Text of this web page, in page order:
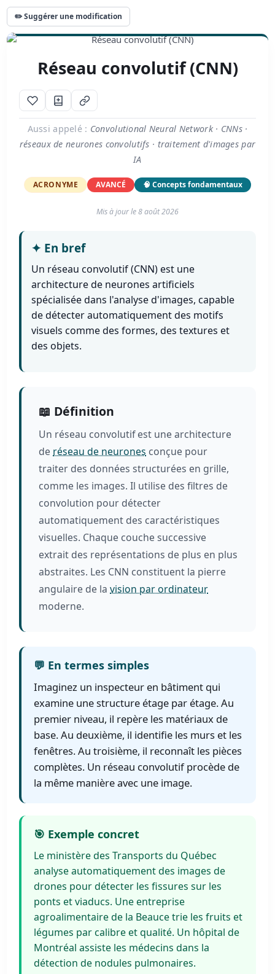
✏️ Suggérer une modification
Réseau convolutif (CNN)
Aussi appelé : Convolutional Neural Network · CNNs ·
réseaux de neurones convolutifs · traitement d'images par
IA
ACRONYME AVANCÉ 🧠 Concepts fondamentaux
Mis à jour le8 août 2026
✦ En bref
Un réseau convolutif (CNN) est une
architecture de neurones artificiels
spécialisée dans l'analyse d'images, capable
de détecter automatiquement des motifs
visuels comme des formes, des textures et
des objets.
📖 Définition
Un réseau convolutif est une architecture
deréseau de neurones conçue pour
traiter des données structurées en grille,
comme les images. Il utilise des filtres de
convolution pour détecter
automatiquement des caractéristiques
visuelles. Chaque couche successive
extrait des représentations de plus en plus
abstraites. Les CNN constituent la pierre
angulaire de lavision par ordinateur
moderne.
💬 En termes simples
Imaginez un inspecteur en bâtiment qui
examine une structure étage par étage. Au
premier niveau, il repère les matériaux de
base. Au deuxième, il identifie les murs et les
fenêtres. Au troisième, il reconnaît les pièces
complètes. Un réseau convolutif procède de
la même manière avec une image.
🎯 Exemple concret
Le ministère des Transports du Québec
analyse automatiquement des images de
drones pour détecter les fissures sur les
ponts et viaducs. Une entreprise
agroalimentaire de la Beauce trie les fruits et
légumes par calibre et qualité. Un hôpital de
Montréal assiste les médecins dans la
détection de nodules pulmonaires.